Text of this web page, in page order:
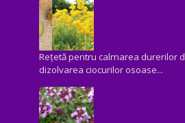
Rețetă pentru calmarea durerilor
dizolvarea ciocurilor osoase...